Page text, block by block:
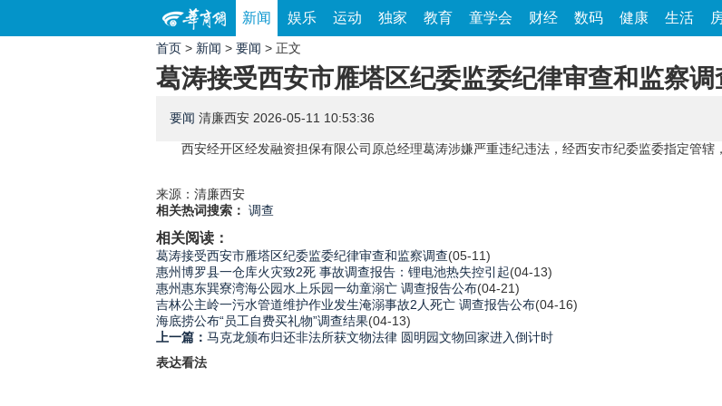
新闻 娱乐 运动 独家 教育 童学会 财经 数码 健康 生活
首页 > 新闻 > 要闻 > 正文
葛涛接受西安市雁塔区纪委监委纪律审查和监察调
要闻 清廉西安 2026-05-11 10:53:36
西安经开区经发融资担保有限公司原总经理葛涛涉嫌严重违纪违法，经西安市纪委监委指定管辖
来源：清廉西安
相关热词搜索： 调查
相关阅读：
葛涛接受西安市雁塔区纪委监委纪律审查和监察调查(05-11)
惠州博罗县一仓库火灾致2死 事故调查报告：锂电池热失控引起(04-13)
惠州惠东巽寮湾海公园水上乐园一幼童溺亡 调查报告公布(04-21)
吉林公主岭一污水管道维护作业发生淹溺事故2人死亡 调查报告公布(04-16)
海底捞公布“员工自费买礼物”调查结果(04-13)
上一篇： 马克龙颁布归还非法所获文物法律 圆明园文物回家进入倒计时
表达看法